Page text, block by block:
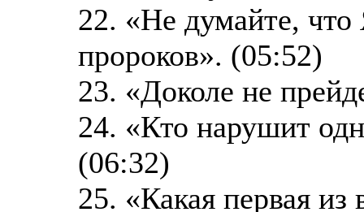
22. «Не думайте,
пророков». (05:52)
23. «Доколе не
24. «Кто нарушит
(06:32)
25. «Какая первая из